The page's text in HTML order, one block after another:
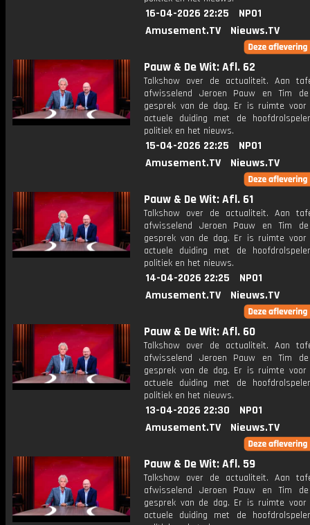
16-04-2026 22:25
NPO1
Amusement.TV
Nieuws.TV
Pauw & De Wit: Afl. 62
Talkshow over de actualiteit. Aan
afwisselend Jeroen Pauw en Tim
gesprek van de dag. Er is ruimte
actuele duiding met de
politiek en het nieuws.
15-04-2026 22:25
NPO1
Amusement.TV
Nieuws.TV
Pauw & De Wit: Afl. 61
Talkshow over de actualiteit. Aan
afwisselend Jeroen Pauw en Tim
gesprek van de dag. Er is ruimte
actuele duiding met de
politiek en het nieuws.
14-04-2026 22:25
NPO1
Amusement.TV
Nieuws.TV
Pauw & De Wit: Afl. 60
Talkshow over de actualiteit. Aan
afwisselend Jeroen Pauw en Tim
gesprek van de dag. Er is ruimte
actuele duiding met de
politiek en het nieuws.
13-04-2026 22:30
NPO1
Amusement.TV
Nieuws.TV
Pauw & De Wit: Afl. 59
Talkshow over de actualiteit. Aan
afwisselend Jeroen Pauw en Tim
gesprek van de dag. Er is ruimte
actuele duiding met de